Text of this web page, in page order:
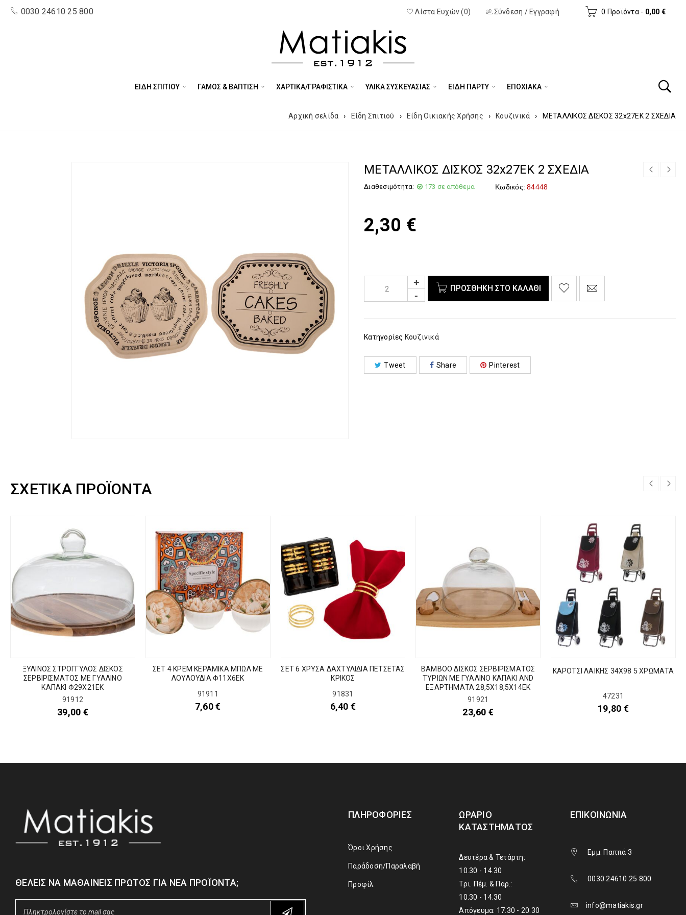
0030 24610 25 800 0 Προϊόντα - 0,00 €
Σύνδεση / Εγγραφή
Λίστα Ευχών (0)
ΕΙΔΗ ΣΠΙΤΙΟΥ ΓΑΜΟΣ & ΒΑΠΤΙΣΗ ΧΑΡΤΙΚΑ/ΓΡΑΦΙΣΤΙΚΑ ΥΛΙΚΑ ΣΥΣΚΕΥΑΣΙΑΣ ΕΊΔΗ ΠΆΡΤΥ ΕΠΟΧΙΑΚΑ
Αρχική σελίδα › Είδη Σπιτιού › Είδη Οικιακής Χρήσης › Κουζινικά › ΜΕΤΑΛΛΙΚΟΣ ΔΙΣΚΟΣ 32x27EK 2 ΣΧΕΔΙΑ
ΜΕΤΑΛΛΙΚΟΣ ΔΙΣΚΟΣ 32x27EK 2 ΣΧΕΔΙΑ
Διαθεσιμότητα: 173 σε απόθεμα Κωδικός: 84448
2,30 €
ΠΡΟΣΘΉΚΗ ΣΤΟ ΚΑΛΆΘΙ
Κατηγορίες Κουζινικά
Tweet Share Pinterest
ΣΧΕΤΙΚΆ ΠΡΟΪΌΝΤΑ
ΞΥΛΙΝΟΣ ΣΤΡΟΓΓΥΛΟΣ ΔΙΣΚΟΣ
ΣΕΡΒΙΡΙΣΜΑΤΟΣ ΜΕ ΓΥΑΛΙΝΟ
ΚΑΠΑΚΙ Φ29Χ21ΕΚ
91912
39,00 €
ΣΕΤ 4 ΚΡΕΜ ΚΕΡΑΜΙΚΑ ΜΠΩΛ ΜΕ
ΛΟΥΛΟΥΔΙΑ Φ11Χ6ΕΚ
91911
7,60€
ΣΕΤ 6 ΧΡΥΣΑ ΔΑΧΤΥΛΙΔΙΑ ΠΕΤΣΕΤΑΣ
ΚΡΙΚΟΣ
91831
6,40 €
BAMBOO ΔΙΣΚΟΣ ΣΕΡΒΙΡΙΣΜΑΤΟΣ
ΤΥΡΙΩΝ ΜΕ ΓΥΑΛΙΝΟ ΚΑΠΑΚΙ AND
ΕΞΑΡΤΗΜΑΤΑ 28,5Χ18,5Χ14ΕΚ
91921
23,60 €
ΚΑΡΟΤΣΙ ΛΑΙΚΗΣ 34Χ98 5 ΧΡΩΜΑΤΑ
47231
19,80 €
ΘΈΛΕΙΣ ΝΑ ΜΑΘΑΊΝΕΙΣ ΠΡΏΤΟΣ ΓΙΑ ΝΈΑ ΠΡΟΪΌΝΤΑ;
ΠΛΗΡΟΦΟΡΊΕΣ
Όροι Χρήσης
Παράδοση/Παραλαβή
Προφίλ
ΩΡΆΡΙΟ
ΚΑΤΑΣΤΉΜΑΤΟΣ
Δευτέρα & Τετάρτη:
10.30 - 14.30
Τρι. Πέμ. & Παρ.:
10.30 - 14.30
Απόγευμα: 17.30 - 20.30
ΕΠΙΚΟΙΝΩΝΊΑ
Εμμ. Παππά 3
0030 24610 25 800
info@matiakis.gr